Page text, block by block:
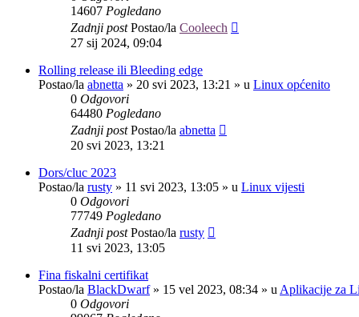
14607 Pogledano
Zadnji postPostao/la Cooleech
27 sij 2024, 09:04
Rolling release ili Bleeding edge
Postao/la abnetta » 20 svi 2023, 13:21 » u Linux općenito
0 Odgovori
64480 Pogledano
Zadnji postPostao/la abnetta
20 svi 2023, 13:21
Dors/cluc 2023
Postao/la rusty » 11 svi 2023, 13:05 » u Linux vijesti
0 Odgovori
77749 Pogledano
Zadnji postPostao/la rusty
11 svi 2023, 13:05
Fina fiskalni certifikat
Postao/la BlackDwarf» 15 vel 2023, 08:34 » u Aplikacije za
0 Odgovori